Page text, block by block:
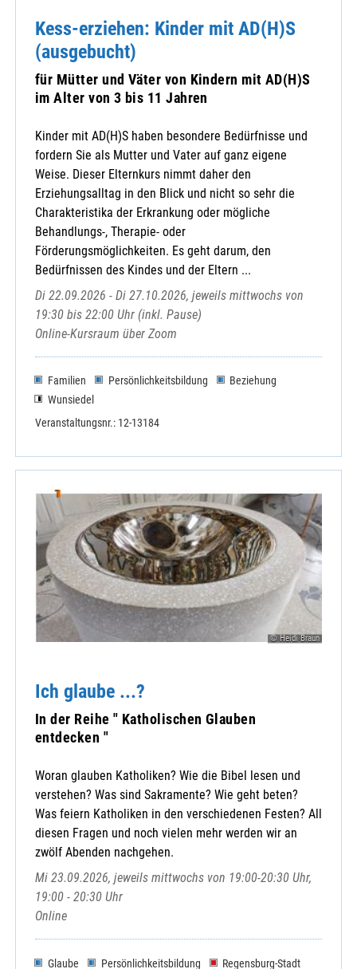
Kess-erziehen: Kinder mit AD(H)S
(ausgebucht)
für Mütter und Väter von Kindern mit AD(H)S
im Alter von 3 bis 11 Jahren
Kinder mit AD(H)S haben besondere Bedürfnisse und
fordern Sie als Mutter und Vater auf ganz eigene
Weise. Dieser Elternkurs nimmt daher den
Erziehungsalltag in den Blick und nicht so sehr die
Charakteristika der Erkrankung oder mögliche
Behandlungs-, Therapie- oder
Förderungsmöglichkeiten. Es geht darum, den
Bedürfnissen des Kindes und der Eltern ...
Di 22.09.2026 - Di 27.10.2026, jeweils mittwochs von
19:30 bis 22:00 Uhr (inkl. Pause)
Online-Kursraum über Zoom
Familien Persönlichkeitsbildung
Beziehung
Wunsiedel
Veranstaltungsnr.: 12-13184
© Heidi Braun
Ich glaube ...?
In der Reihe " Katholischen Glauben
entdecken "
Woran glauben Katholiken? Wie die Bibel lesen und
verstehen? Was sind Sakramente? Wie geht beten?
Was feiern Katholiken in den verschiedenen Festen? All
diesen Fragen und noch vielen mehr werden wir an
zwölf Abenden nachgehen.
Mi 23.09.2026, jeweils mittwochs von 19:00-20:30 Uhr,
19:00 - 20:30 Uhr
Online
Glaube Persönlichkeitsbildung Regensburg-Stadt